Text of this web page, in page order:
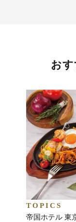
お
TOPICS
帝国ホテル 東